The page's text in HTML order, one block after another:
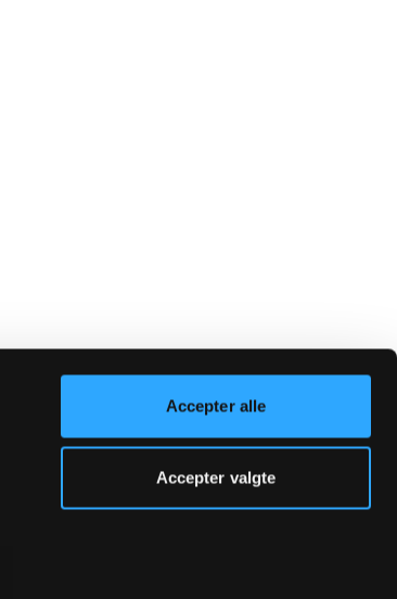
Accepter alle
Accepter valgte